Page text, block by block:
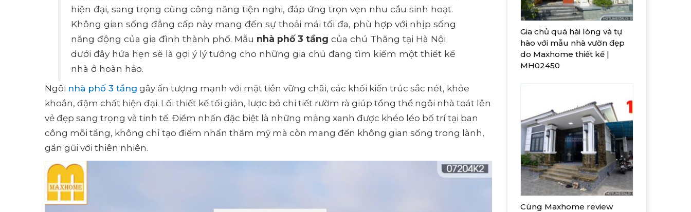
hiện đại, sang trọng cùng công năng tiện nghi, đáp ứng trọn vẹn nhu cầu sinh hoạt.
Không gian sống đẳng cấp này mang đến sự thoải mái tối đa, phù hợp với nhịp sống
năng động của gia đình thành phố. Mẫu nhà phố 3 tầng của chú Thăng tại Hà Nội
dưới đây hứa hẹn sẽ là gợi ý lý tưởng cho những gia chủ đang tìm kiếm một thiết kế
nhà ở hoàn hảo.
Ngôi nhà phố 3 tầng gây ấn tượng mạnh với mặt tiền vững chãi, các khối kiến trúc sắc nét, khỏe
khoắn, đậm chất hiện đại. Lối thiết kế tối giản, lược bỏ chi tiết rườm rà giúp tổng thể ngôi nhà toát lên
vẻ đẹp sang trọng và tinh tế. Điểm nhấn đặc biệt là những mảng xanh được khéo léo bố trí tại ban
công mỗi tầng, không chỉ tạo điểm nhấn thẩm mỹ mà còn mang đến không gian sống trong lành,
gần gũi với thiên nhiên.
Gia chủ quá hài lòng và tự
hào với mẫu nhà vườn đẹp
do Maxhome thiết kế |
MH02450
Cùng Maxhome review